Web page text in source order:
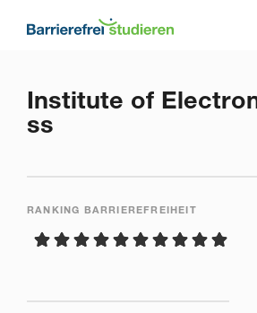
Institute of
ss
RANKING BARRIEREFREIHEIT